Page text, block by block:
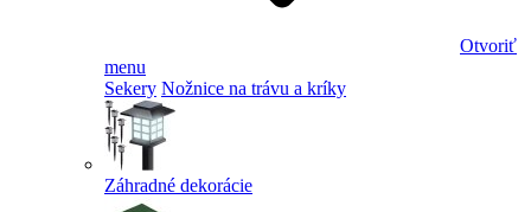
Otvoriť
menu
Sekery Nožnice na trávu a kríky
Záhradné dekorácie